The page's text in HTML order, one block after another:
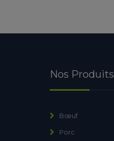
Nos Produits
Bœuf
Porc